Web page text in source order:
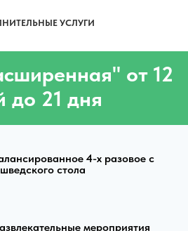
УСЛУГИ
от 12
до 21 дня
4-х разовое с
стола
мероприятия